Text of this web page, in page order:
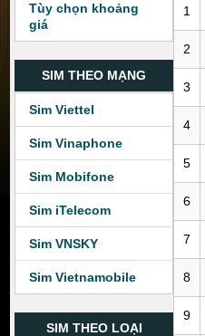
Tùy chọn khoảng
giá
SIM THEO MẠNG
Sim Viettel
Sim Vinaphone
Sim Mobifone
Sim iTelecom
Sim VNSKY
Sim Vietnamobile
SIM THEO LOẠI
1
2
3
4
5
6
7
8
9